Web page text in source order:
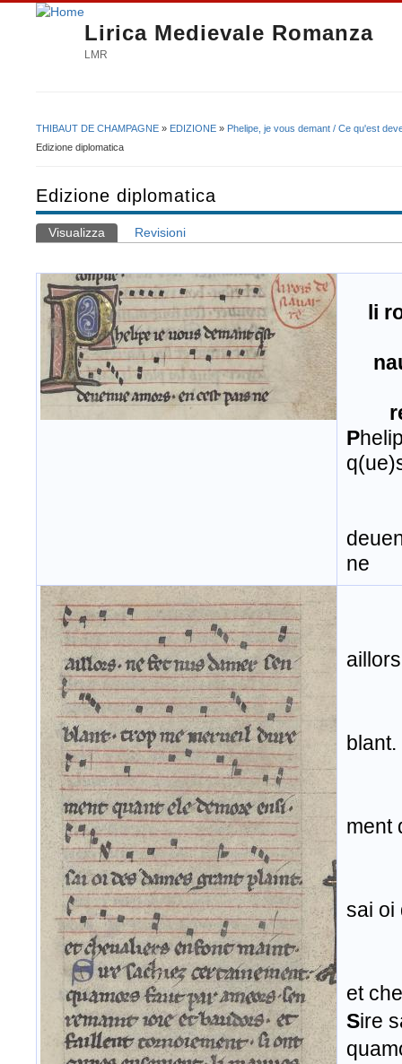
Lirica Medievale Romanza
LMR
Tu sei qui
THIBAUT DE CHAMPAGNE » EDIZIONE » Phelipe, je vous demant / Ce qu'est
Edizione diplomatica
Edizione diplomatica
Schede primarie
Visualizza (scheda attiva)
Revisioni
li
P
ne
ment
sai oi
et
Sire